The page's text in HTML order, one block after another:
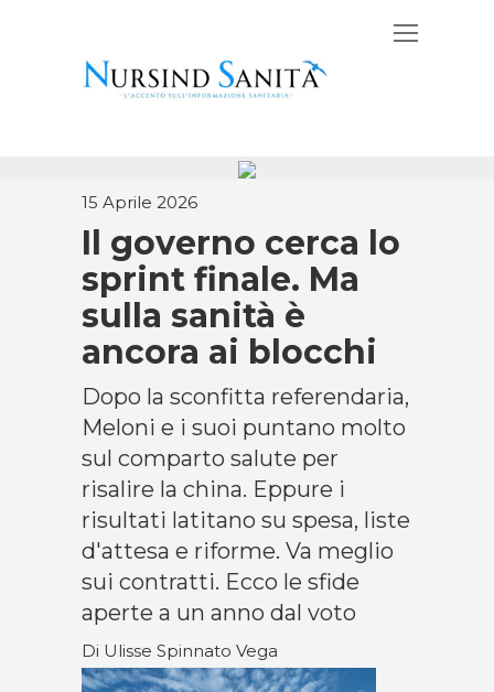
15 Aprile 2026
Il governo cerca lo
sprint finale. Ma
sulla sanità è
ancora ai blocchi
Dopo la sconfitta referendaria,
Meloni e i suoi puntano molto
sul comparto salute per
risalire la china. Eppure i
risultati latitano su spesa, liste
d'attesa e riforme. Va meglio
sui contratti. Ecco le sfide
aperte a un anno dal voto
Di Ulisse Spinnato Vega